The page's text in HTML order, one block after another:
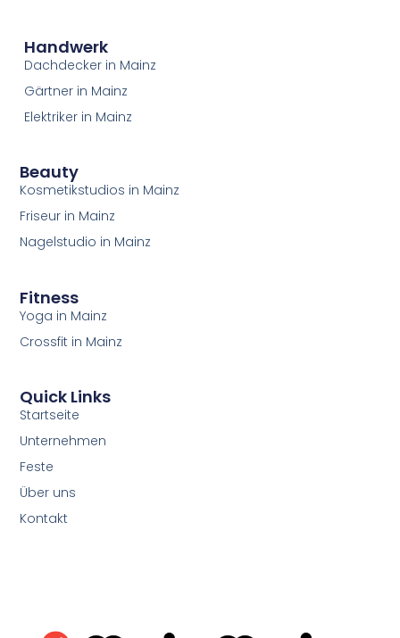
Handwerk
Dachdecker in Mainz
Gärtner in Mainz
Elektriker in Mainz
Beauty
Kosmetikstudios in Mainz
Friseur in Mainz
Nagelstudio in Mainz
Fitness
Yoga in Mainz
Crossfit in Mainz
Quick Links
Startseite
Unternehmen
Feste
Über uns
Kontakt